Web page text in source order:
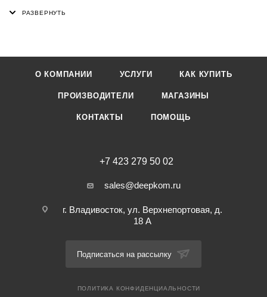
О КОМПАНИИ УСЛУГИ КАК КУПИТЬ
ПРОИЗВОДИТЕЛИ МАГАЗИНЫ
КОНТАКТЫ ПОМОЩЬ
+7 423 279 50 02
sales@deepkom.ru
г. Владивосток, ул. Верхнепортовая, д.
18 А
Подписаться на рассылку
ПОЛИТИКА КОНФИДЕНЦИАЛЬНОСТИ